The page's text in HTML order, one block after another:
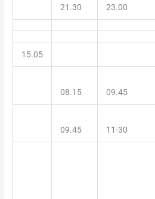
21.30 23.00
15.05
08.15 09.45
09.45 11-30